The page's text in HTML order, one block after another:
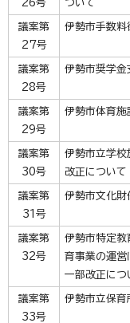
26号
ついて
議案第
27号
伊勢市手数料
議案第
28号
伊勢市奨学金
議案第
29号
伊勢市体育施
議案第
30号
伊勢市立学校
改正について
議案第
31号
伊勢市文化財
議案第
32号
伊勢市特定教
育事業の運営
一部改正につ
議案第
33号
伊勢市立保育